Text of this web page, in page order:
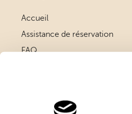
Accueil
Assistance de réservation
FAQ